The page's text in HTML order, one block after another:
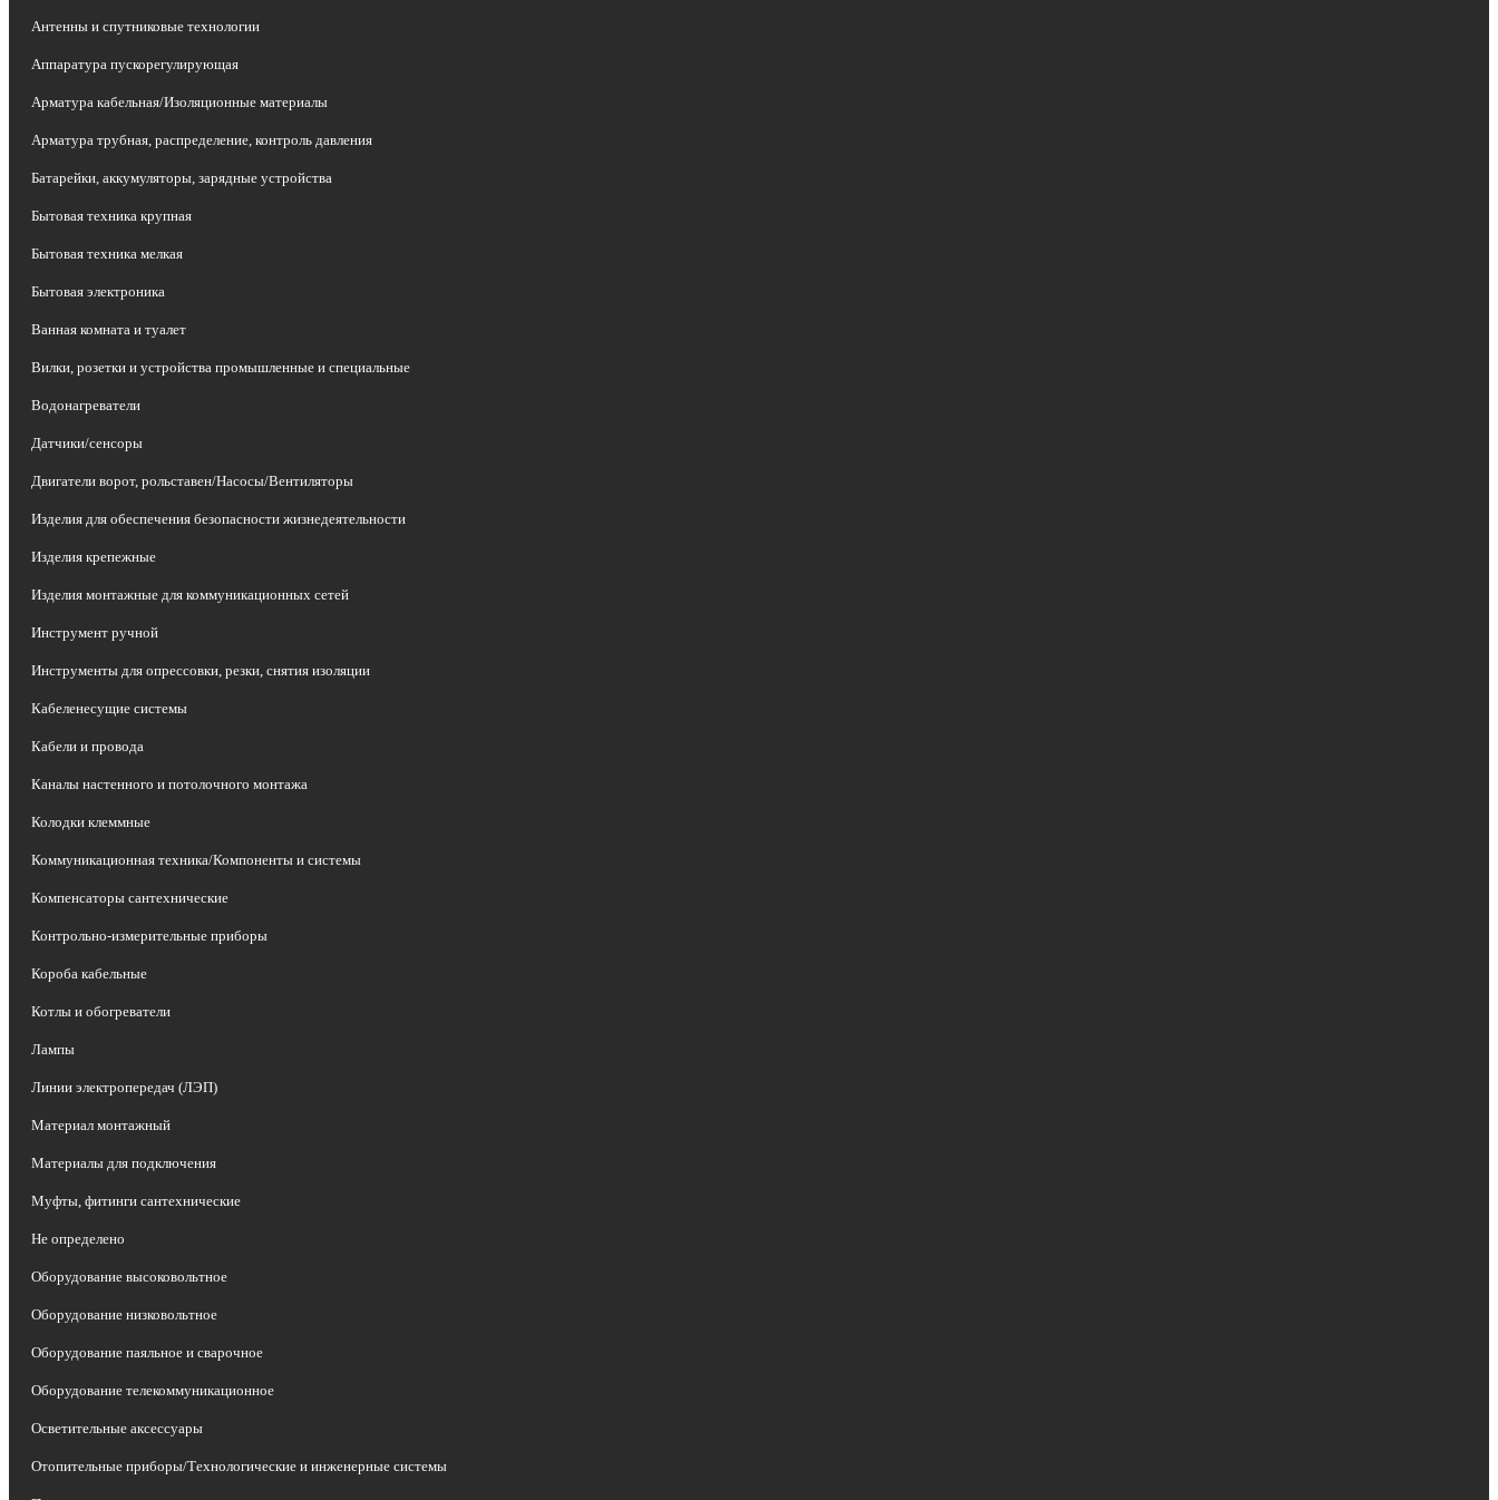
Антенны и спутниковые технологии
Аппаратура пускорегулирующая
Арматура кабельная/Изоляционные материалы
Арматура трубная, распределение, контроль давления
Батарейки, аккумуляторы, зарядные устройства
Бытовая техника крупная
Бытовая техника мелкая
Бытовая электроника
Ванная комната и туалет
Вилки, розетки и устройства промышленные и специальные
Водонагреватели
Датчики/сенсоры
Двигатели ворот, рольставен/Насосы/Вентиляторы
Изделия для обеспечения безопасности жизнедеятельности
Изделия крепежные
Изделия монтажные для коммуникационных сетей
Инструмент ручной
Инструменты для опрессовки, резки, снятия изоляции
Кабеленесущие системы
Кабели и провода
Каналы настенного и потолочного монтажа
Колодки клеммные
Коммуникационная техника/Компоненты и системы
Компенсаторы сантехнические
Контрольно-измерительные приборы
Короба кабельные
Котлы и обогреватели
Лампы
Линии электропередач (ЛЭП)
Материал монтажный
Материалы для подключения
Муфты, фитинги сантехнические
Не определено
Оборудование высоковольтное
Оборудование низковольтное
Оборудование паяльное и сварочное
Оборудование телекоммуникационное
Осветительные аксессуары
Отопительные приборы/Технологические и инженерные системы